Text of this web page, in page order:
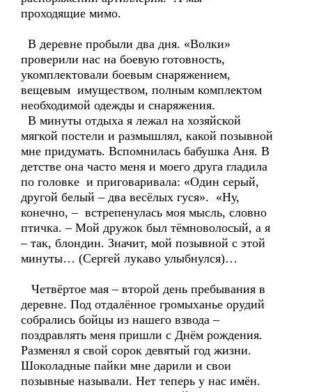
проходящие мимо.
В деревне пробыли два дня. «Волки»
проверили нас на боевую готовность,
укомплектовали боевым снаряжением,
вещевым имуществом, полным комплектом
необходимой одежды и снаряжения.
В минуты отдыха я лежал на хозяйской
мягкой постели и размышлял, какой позывной
мне придумать. Вспомнилась бабушка Аня. В
детстве она часто меня и моего друга гладила
по головке и приговаривала: «Один серый,
другой белый – два весёлых гуся». «Ну,
конечно, – встрепенулась моя мысль, словно
птичка. – Мой дружок был тёмноволосый, а я
– так, блондин. Значит, мой позывной с этой
минуты… (Сергей лукаво улыбнулся)…
Четвёртое мая – второй день пребывания в
деревне. Под отдалённое громыханье орудий
собрались бойцы из нашего взвода –
поздравлять меня пришли с Днём рождения.
Разменял я свой сорок девятый год жизни.
Шоколадные пайки мне дарили и свои
позывные называли. Нет теперь у нас имён.